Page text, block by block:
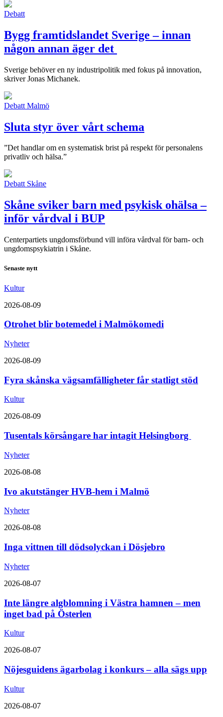
Debatt
Bygg framtidslandet Sverige – innan
någon annan äger det
Sverige behöver en ny industripolitik med fokus på innovation,
skriver Jonas Michanek.
Debatt Malmö
Sluta styr över vårt schema
”Det handlar om en systematisk brist på respekt för personalens
privatliv och hälsa.”
Debatt Skåne
Skåne sviker barn med psykisk ohälsa –
inför vårdval i BUP
Centerpartiets ungdomsförbund vill införa vårdval för barn- och
ungdomspsykiatrin i Skåne.
Senaste nytt
Kultur
2026-08-09
Otrohet blir botemedel i Malmökomedi
Nyheter
2026-08-09
Fyra skånska vägsamfälligheter får statligt stöd
Kultur
2026-08-09
Tusentals körsångare har intagit Helsingborg
Nyheter
2026-08-08
Ivo akutstänger HVB-hem i Malmö
Nyheter
2026-08-08
Inga vittnen till dödsolyckan i Dösjebro
Nyheter
2026-08-07
Inte längre algblomning i Västra hamnen – men
inget bad på Österlen
Kultur
2026-08-07
Nöjesguidens ägarbolag i konkurs – alla sägs upp
Kultur
2026-08-07